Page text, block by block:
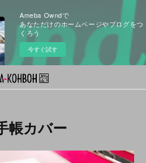
Ameba Owndで
あなただけのホームページやブログをつ
くろう
今すぐ試す
帳カバー